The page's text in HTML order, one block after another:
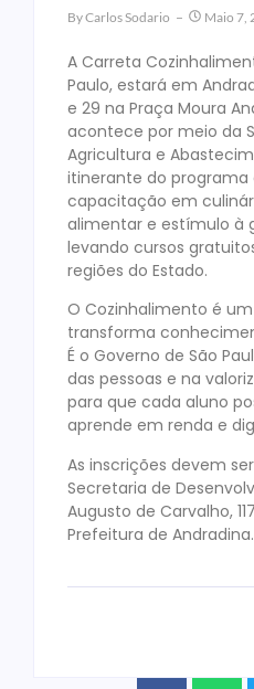
ByCarlos Sodario Maio 7,
A Carreta
Paulo, estará em
e 29 na Praça Moura
acontece por meio da
Agricultura e
itinerante do programa
capacitação em
alimentar e estímulo à
levando cursos
regiões do Estado.
O Cozinhalimento é
transforma
É o Governo de São
das pessoas e na
para que cada aluno
aprende em renda e
As inscrições devem
Secretaria de
Augusto de Carvalho,
Prefeitura de Andradina.